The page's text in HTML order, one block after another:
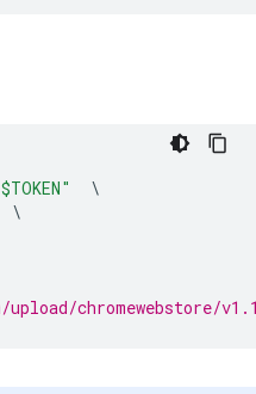
\
\
upload/chromewebstore/